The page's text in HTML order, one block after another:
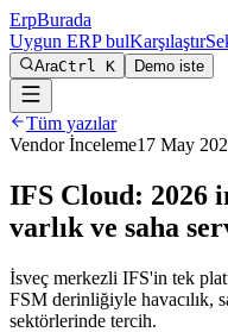
ErpBurada
Uygun ERP bulKarşılaştır
AraCtrl K Demo iste
Tüm yazılar
Vendor İnceleme17 May
IFS Cloud: 2026
varlık ve saha
İsveç merkezli IFS'in tek
FSM derinliğiyle havacılık,
sektörlerinde tercih.